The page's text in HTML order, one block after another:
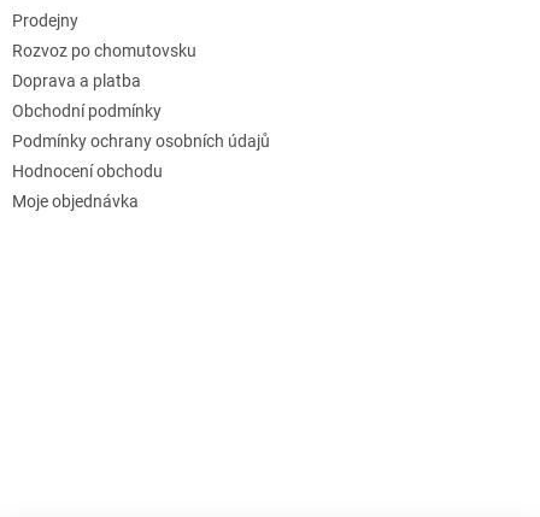
Prodejny
Rozvoz po chomutovsku
Doprava a platba
Obchodní podmínky
Podmínky ochrany osobních údajů
Hodnocení obchodu
Moje objednávka